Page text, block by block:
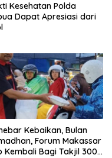
Kesehatan Polda
Dapat Apresiasi dari
Kebaikan, Bulan
Forum Makassar
Kembali Bagi Takjil 300